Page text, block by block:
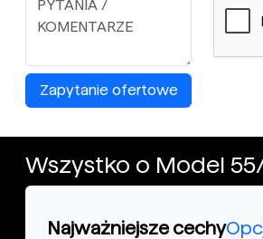
Zapytanie ofertowe
Wszystko o Model
Najważniejsze cechy